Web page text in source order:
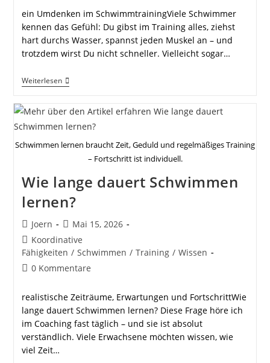
ein Umdenken im SchwimmtrainingViele Schwimmer
kennen das Gefühl: Du gibst im Training alles, ziehst
hart durchs Wasser, spannst jeden Muskel an – und
trotzdem wirst Du nicht schneller. Vielleicht sogar…
WeiterlesenWarum
Weniger
Schneller
Schwimmen lernen braucht Zeit, Geduld und regelmäßiges Training
– Fortschritt ist individuell.
Wie lange dauert Schwimmen
lernen?
Beitrags-
Autor:
Joern
Beitrag
veröffentlicht:
Mai 15, 2026
Beitrags-
Kategorie:
Koordinative
Fähigkeiten / Schwimmen / Training / Wissen
Beitrags-
0 Kommentare
realistische Zeiträume, Erwartungen und FortschrittWie
lange dauert Schwimmen lernen? Diese Frage höre ich
im Coaching fast täglich – und sie ist absolut
verständlich. Viele Erwachsene möchten wissen, wie
viel Zeit…